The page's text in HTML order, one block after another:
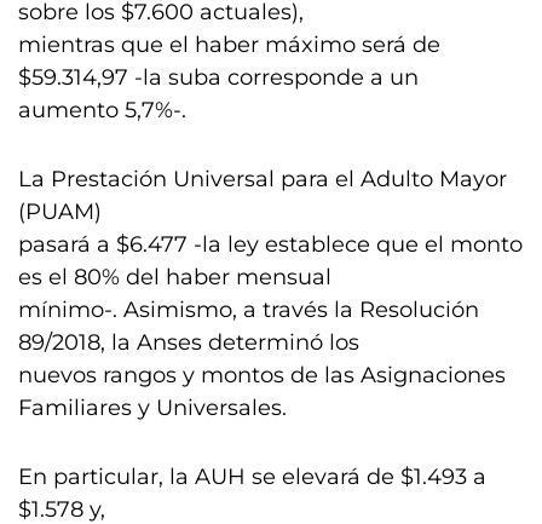
sobre los $7.600 actuales),
mientras que el haber máximo será de
$59.314,97 -la suba corresponde a un
aumento 5,7%-.
La Prestación Universal para el Adulto Mayor
(PUAM)
pasará a $6.477 -la ley establece que el monto
es el 80% del haber mensual
mínimo-. Asimismo, a través la Resolución
89/2018, la Anses determinó los
nuevos rangos y montos de las Asignaciones
Familiares y Universales.
En particular, la AUH se elevará de $1.493 a
$1.578 y,